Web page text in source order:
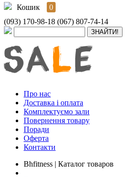
Кошик
0
(093) 170-98-18 (067) 807-74-14
Про нас
Доставка і оплата
Комплектуємо зали
Повернення товару
Поради
Оферта
Контакти
Bhfitness | Каталог товаров